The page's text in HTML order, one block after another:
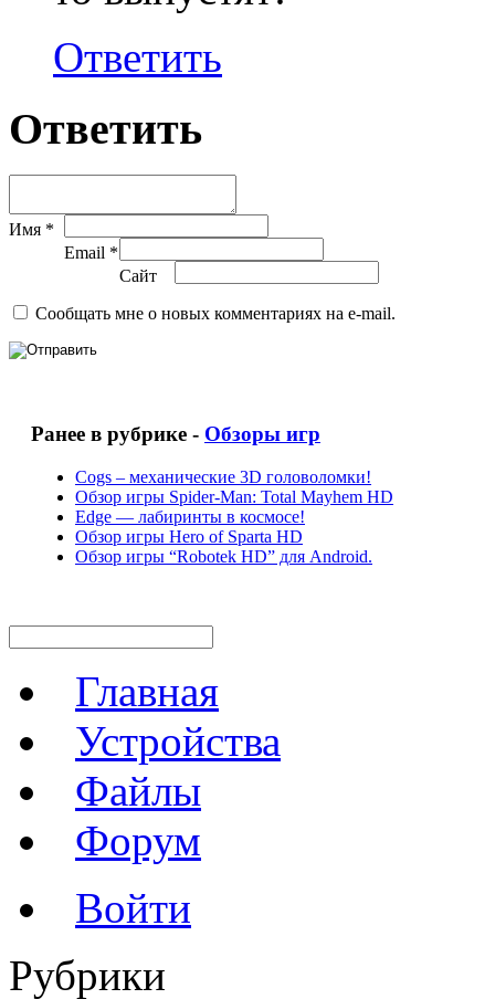
Ответить
Ответить
Имя *
Email *
Сайт
Сообщать мне о новых комментариях на e-mail.
Ранее в рубрике - Обзоры игр
Cogs – механические 3D головоломки!
Обзор игры Spider-Man: Total Mayhem HD
Edge — лабиринты в космосе!
Обзор игры Hero of Sparta HD
Обзор игры “Robotek HD” для Android.
Главная
Устройства
Файлы
Форум
Войти
Рубрики